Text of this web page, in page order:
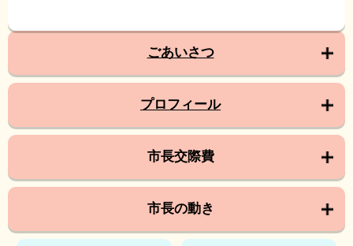
ごあいさつ
プロフィール
市長交際費
市長の動き